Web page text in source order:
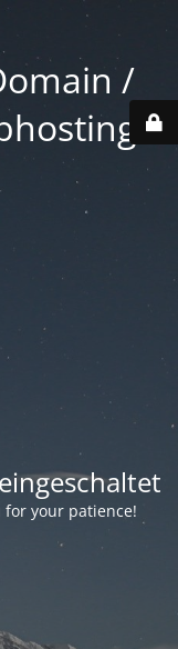
/
for your patience!